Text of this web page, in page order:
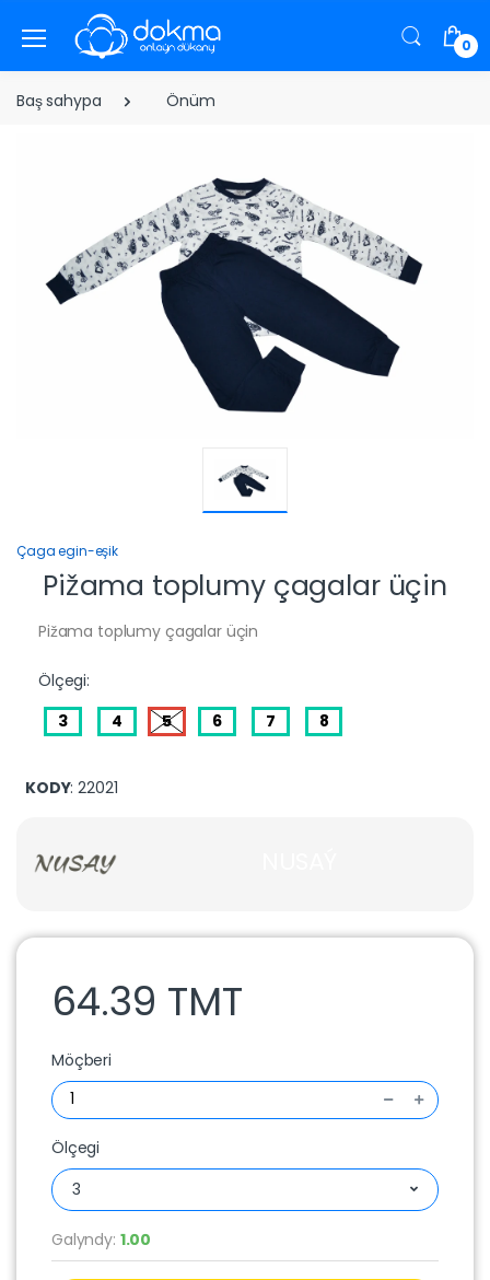
0
Baş sahypa Önüm
Çaga egin-eşik
Pižama toplumy çagalar üçin
Pižama toplumy çagalar üçin
Ölçegi:
3
4 5 6 7 8
KODY: 22021
64.39 TMT
Möçberi
Ölçegi
3
Galyndy: 1.00